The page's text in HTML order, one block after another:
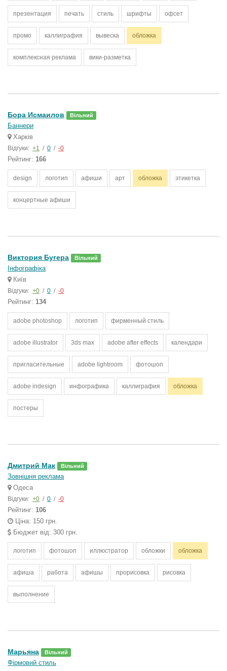
презентация печать стиль шрифты офсет
промо каллиграфия вывеска обложка
комплексная реклама вики-разметка
Бора Исмаилов Вільний
Баннери
Харків
Відгуки: +1 / 0 / -0
Рейтинг: 166
design логотип афиши арт обложка этикетка
концертные афиши
Виктория Бугера Вільний
Інфографіка
Київ
Відгуки: +0 / 0 / -0
Рейтинг: 134
adobe photoshop логотип фирменный стиль
adobe illustrator 3ds max adobe after effects календари
пригласительные adobe lightroom фотошоп
adobe indesign инфографика каллиграфия обложка
постеры
Дмитрий Мак Вільний
Зовнішня реклама
Одеса
Відгуки: +0 / 0 / -0
Рейтинг: 106
Ціна: 150 грн.
Бюджет від: 300 грн.
логотип фотошоп иллюстратор обложки обложка
афиша работа афишы прорисовка рисовка
выполнение
Марьяна Вільний
Фірмовий стиль